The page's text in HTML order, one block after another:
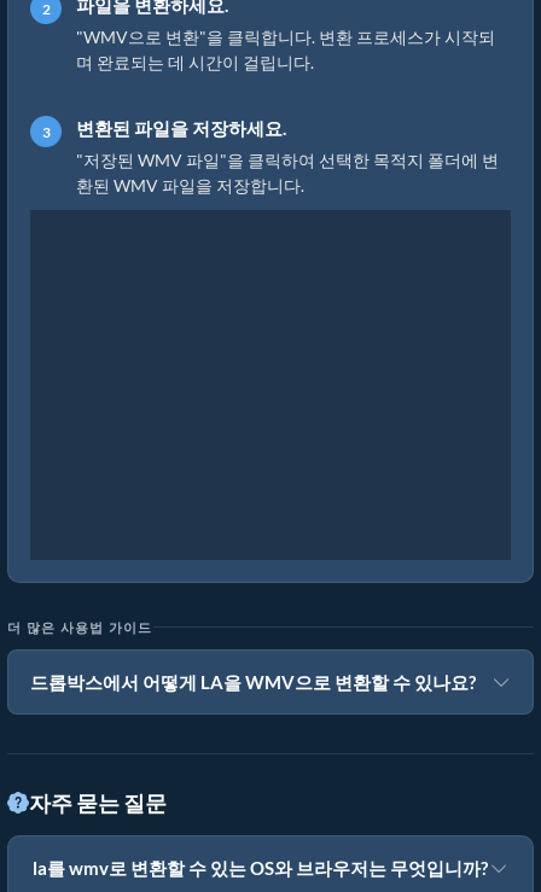
파일을 변환하세요.
"WMV으로 변환"을 클릭합니다. 변환 프로세스가 시작되
며 완료되는 데 시간이 걸립니다.
변환된 파일을 저장하세요.
"저장된 WMV 파일"을 클릭하여 선택한 목적지 폴더에 변
환된 WMV 파일을 저장합니다.
더 많은 사용법 가이드
드롭박스에서 어떻게 LA을 WMV으로 변환할 수 있나요?
자주 묻는 질문
la를 wmv로 변환할 수 있는 OS와 브라우저는 무엇입니까?